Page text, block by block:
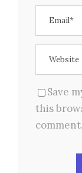
Save
this
comment.